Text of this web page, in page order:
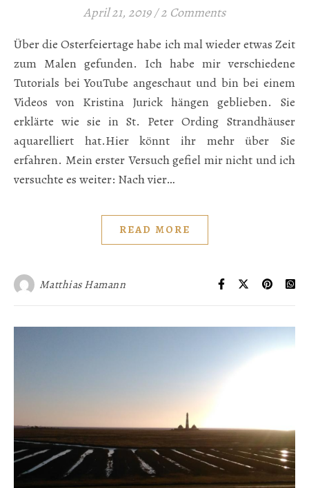
April 21, 2019 / 2 Comments
Über die Osterfeiertage habe ich mal wieder etwas Zeit
zum Malen gefunden. Ich habe mir verschiedene
Tutorials bei YouTube angeschaut und bin bei einem
Videos von Kristina Jurick hängen geblieben. Sie
erklärte wie sie in St. Peter Ording Strandhäuser
aquarelliert hat.Hier könnt ihr mehr über Sie
erfahren. Mein erster Versuch gefiel mir nicht und ich
versuchte es weiter: Nach vier…
READ MORE
Matthias Hamann